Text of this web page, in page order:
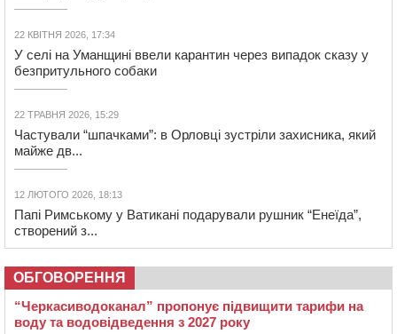
22 КВІТНЯ 2026, 17:34
У селі на Уманщині ввели карантин через випадок сказу у
безпритульного собаки
22 ТРАВНЯ 2026, 15:29
Частували “шпачками”: в Орловці зустріли захисника, який
майже дв...
12 ЛЮТОГО 2026, 18:13
Папі Римському у Ватикані подарували рушник “Енеїда”,
створений з...
ОБГОВОРЕННЯ
“Черкасиводоканал” пропонує підвищити тарифи на
воду та водовідведення з 2027 року